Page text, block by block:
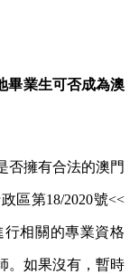
畢業生可否成為澳
否擁有合法的澳門
區第18/2020號<<
相關的專業資格
。如果沒有，暫時